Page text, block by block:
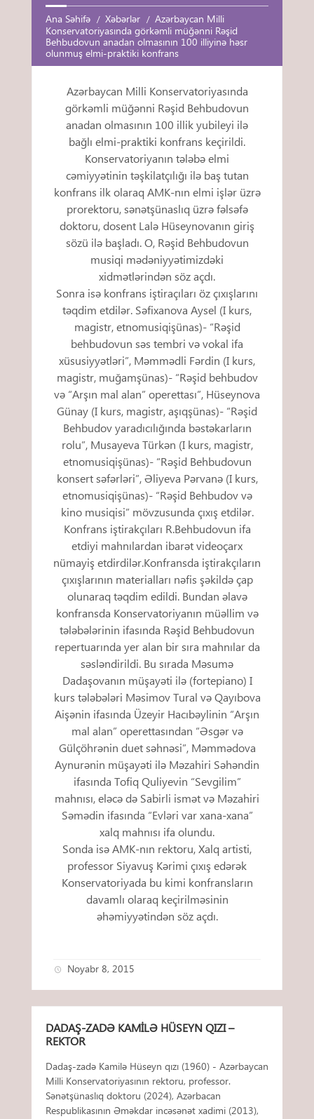
Ana Səhifə Xəbərlər
Azərbaycan Milli
Konservatoriyasında görkəmli müğənni Rəşid
Behbudovun anadan olmasının 100 illiyinə həsr
olunmuş elmi-praktiki konfrans
Azərbaycan Milli Konservatoriyasında
görkəmli müğənni Rəşid Behbudovun
anadan olmasının 100 illik yubileyi ilə
bağlı elmi-praktiki konfrans keçirildi.
Konservatoriyanın tələbə elmi
cəmiyyətinin təşkilatçılığı ilə baş tutan
konfrans ilk olaraq AMK-nın elmi işlər üzrə
prorektoru, sənətşünaslıq üzrə fəlsəfə
doktoru, dosent Lalə Hüseynovanın giriş
sözü ilə başladı. O, Rəşid Behbudovun
musiqi mədəniyyətimizdəki
xidmətlərindən söz açdı.
Sonra isə konfrans iştiraçıları öz çıxışlarını
təqdim etdilər. Səfixanova Aysel (I kurs,
magistr, etnomusiqişünas)- “Rəşid
behbudovun səs tembri və vokal ifa
xüsusiyyətləri”, Məmmədli Fərdin (I kurs,
magistr, muğamşünas)- “Rəşid behbudov
və “Arşın mal alan” operettası”, Hüseynova
Günay (I kurs, magistr, aşıqşünas)- “Rəşid
Behbudov yaradıcılığında bəstəkarların
rolu”, Musayeva Türkən (I kurs, magistr,
etnomusiqişünas)- “Rəşid Behbudovun
konsert səfərləri”, Əliyeva Pərvanə (I kurs,
etnomusiqişünas)- “Rəşid Behbudov və
kino musiqisi” mövzusunda çıxış etdilər.
Konfrans iştirakçıları R.Behbudovun ifa
etdiyi mahnılardan ibarət videoçarx
nümayiş etdirdilər.Konfransda iştirakçıların
çıxışlarının materialları nəfis şəkildə çap
olunaraq təqdim edildi. Bundan əlavə
konfransda Konservatoriyanın müəllim və
tələbələrinin ifasında Rəşid Behbudovun
repertuarında yer alan bir sıra mahnılar da
səsləndirildi. Bu sırada Məsumə
Dadaşovanın müşayəti ilə (fortepiano) I
kurs tələbələri Məsimov Tural və Qayıbova
Aişənin ifasında Üzeyir Hacıbəylinin “Arşın
mal alan” operettasından “Əsgər və
Gülçöhrənin duet səhnəsi”, Məmmədova
Aynurənin müşayəti ilə Məzahiri Səhəndin
ifasında Tofiq Quliyevin “Sevgilim”
mahnısı, eləcə də Sabirli ismət və Məzahiri
Səmədin ifasında “Evləri var xana-xana”
xalq mahnısı ifa olundu.
Sonda isə AMK-nın rektoru, Xalq artisti,
professor Siyavuş Kərimi çıxış edərək
Konservatoriyada bu kimi konfransların
davamlı olaraq keçirilməsinin
əhəmiyyətindən söz açdı.
Noyabr 8, 2015
DADAŞ-ZADƏ KAMILƏ HÜSEYN QIZI –
REKTOR
Dadaş-zadə Kamilə Hüseyn qızı (1960) - Azərbaycan
Milli Konservatoriyasının rektoru, professor.
Sənətşünaslıq doktoru (2024), Azərbacan
Respublikasının Əməkdar incəsənət xadimi (2013),